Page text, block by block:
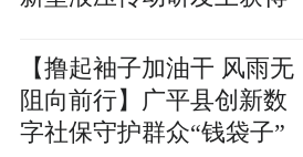
【撸起袖子加油干 风雨无
阻向前行】广平县创新数
字社保守护群众“钱袋子”